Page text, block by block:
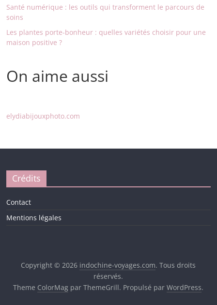
Santé numérique : les outils qui transforment le parcours de
soins
Les plantes porte-bonheur : quelles variétés choisir pour une
maison positive ?
On aime aussi
elydiabijouxphoto.com
Crédits
Contact
Mentions légales
Copyright © 2026 indochine-voyages.com. Tous droits
réservés.
Theme ColorMag par ThemeGrill. Propulsé parWordPress.